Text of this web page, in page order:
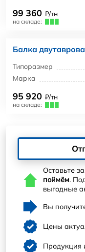
99 360 ₽/тн
на складе:
Балка
Типоразмер
Марка
95 920 ₽/тн
на складе:
Оставьте
поймём.
выгодные
Вы
Цены
Продукция